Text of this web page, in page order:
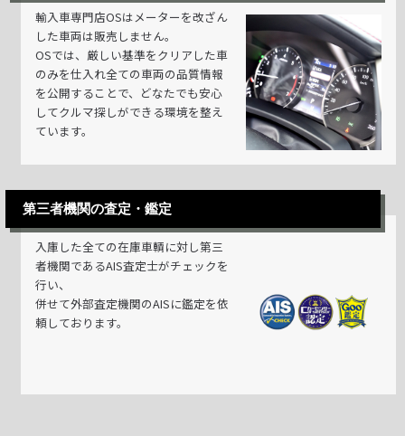
輸入車専門店OSはメーターを改ざん
した車両は販売しません。
OSでは、厳しい基準をクリアした車
のみを仕入れ全ての車両の品質情報
を公開することで、どなたでも安心
してクルマ探しができる環境を整え
ています。
第三者機関の査定・鑑定
入庫した全ての在庫車輌に対し第三
者機関であるAIS査定士がチェックを
行い、
併せて外部査定機関のAISに鑑定を依
頼しております。